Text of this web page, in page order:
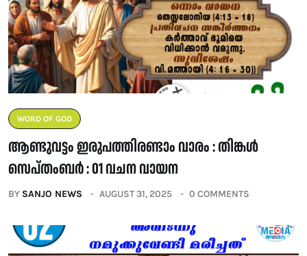
WORD OF GOD
ആണ്ടുവട്ടം ഇരുപത്തിരണ്ടാം വാരം : തിങ്കൾ
സെപ്തംബർ : 01 വചന വായന
BY SANJO NEWS AUGUST 31, 2025 0 COMMENTS